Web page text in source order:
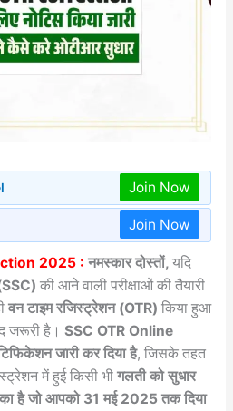
Join Now
Join Now
2025 : नमस्कार दोस्तों, यदि
की आने वाली परीक्षाओं की तैयारी
वन टाइम रजिस्ट्रेशन (OTR) किया हुआ
जरूरी है। SSC OTR Online
जारी कर दिया है, जिसके तहत
में हुई किसी भी गलती को सुधार
है जो आपको 31 मई 2025 तक दिया